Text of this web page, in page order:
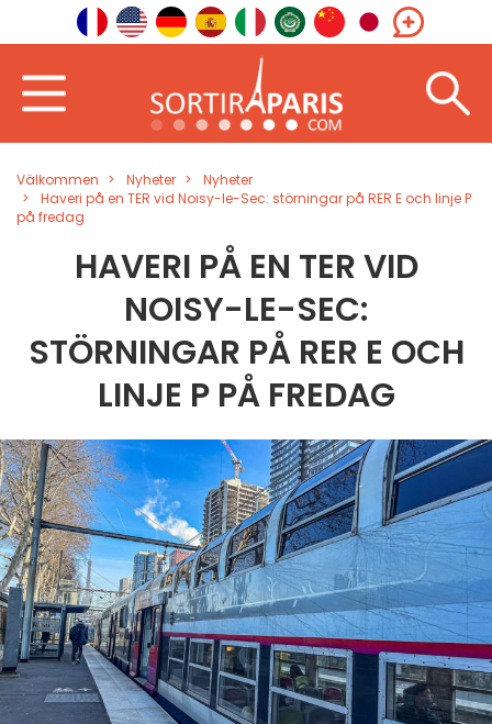
Välkommen Nyheter
Nyheter
Haveri på en TER vid Noisy-le-Sec: störningar på RER E och linje P
på fredag
HAVERI PÅ EN TER VID
NOISY-LE-SEC:
STÖRNINGAR PÅ RER E OCH
LINJE P PÅ FREDAG